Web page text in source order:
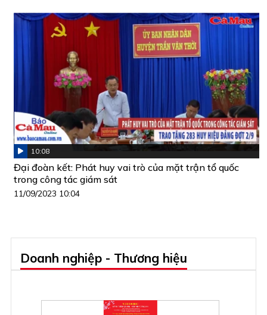
10:08
Đại đoàn kết: Phát huy vai trò của mặt trận tổ quốc
trong công tác giám sát
11/09/2023 10:04
Doanh nghiệp - Thương hiệu